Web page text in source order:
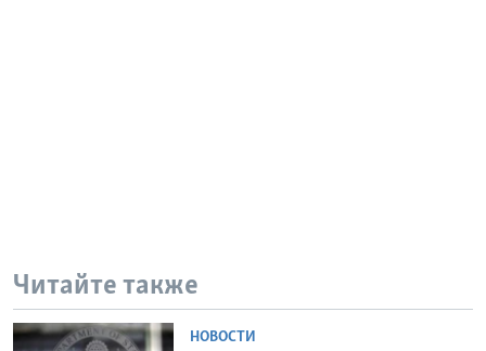
Читайте также
НОВОСТИ